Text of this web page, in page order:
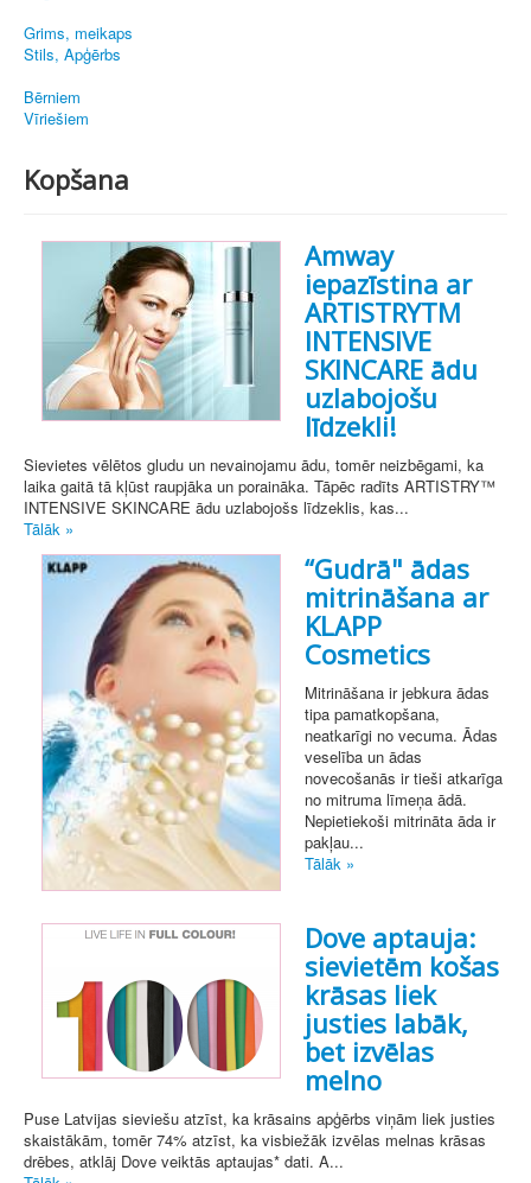
Grims, meikaps
Stils, Apģērbs
Bērniem
Vīriešiem
Kopšana
Amway
iepazīstina ar
ARTISTRYTM
INTENSIVE
SKINCARE ādu
uzlabojošu
līdzekli!
Sievietes vēlētos gludu un nevainojamu ādu, tomēr neizbēgami, ka
laika gaitā tā kļūst raupjāka un poraināka. Tāpēc radīts ARTISTRY™
INTENSIVE SKINCARE ādu uzlabojošs līdzeklis, kas...
Tālāk »
“Gudrā" ādas
mitrināšana ar
KLAPP
Cosmetics
Mitrināšana ir jebkura ādas
tipa pamatkopšana,
neatkarīgi no vecuma. Ādas
veselība un ādas
novecošanās ir tieši atkarīga
no mitruma līmeņa ādā.
Nepietiekoši mitrināta āda ir
pakļau...
Tālāk »
Dove aptauja:
sievietēm košas
krāsas liek
justies labāk,
bet izvēlas
melno
Puse Latvijas sieviešu atzīst, ka krāsains apģērbs viņām liek justies
skaistākām, tomēr 74% atzīst, ka visbiežāk izvēlas melnas krāsas
drēbes, atklāj Dove veiktās aptaujas* dati. A...